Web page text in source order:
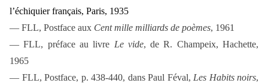
l’échiquier français, Paris, 1935
— FLL, Postface aux Cent mille milliards de poèmes, 1961
— FLL, préface au livre Le vide, de R. Champeix, Hachette,
1965
— FLL, Postface, p. 438-440, dans Paul Féval, Les Habits noirs,